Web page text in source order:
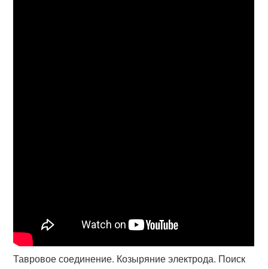
Тавровое соединение. Козыряние электрода. Поиск